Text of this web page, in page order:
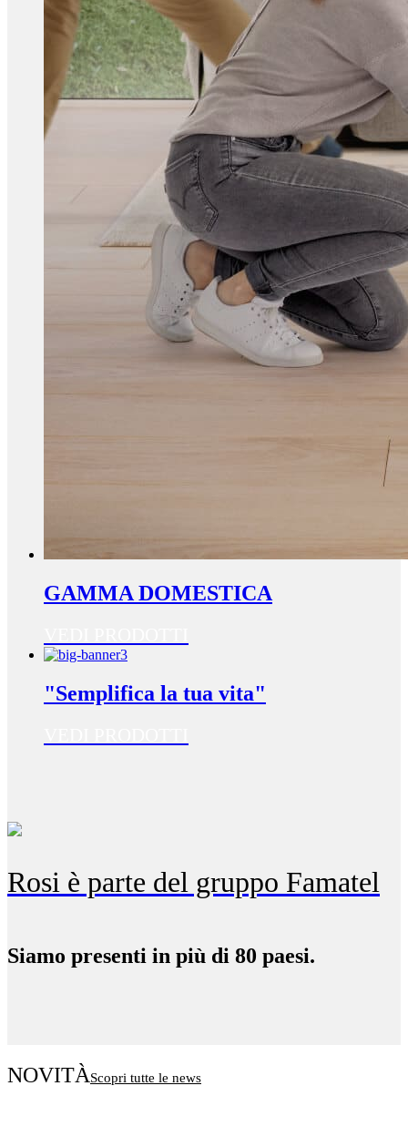
GAMMA DOMESTICA
"Semplifica la tua vita"
Rosi è parte del gruppo Famatel
Siamo presenti in più di 80 paesi.
NOVITÀScopri tutte le news